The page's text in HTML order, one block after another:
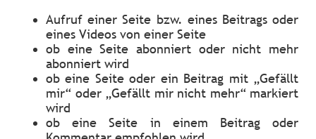
Aufruf einer Seite bzw. eines Beitrags oder
eines Videos von einer Seite
ob eine Seite abonniert oder nicht mehr
abonniert wird
ob eine Seite oder ein Beitrag mit „Gefällt
mir“ oder „Gefällt mir nicht mehr“ markiert
wird
ob eine Seite in einem Beitrag oder